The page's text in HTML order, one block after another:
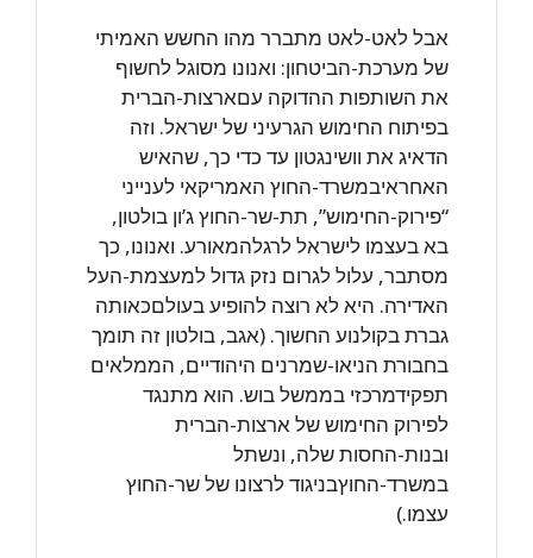
אבל לאט-לאט מתברר מהו החשש האמיתי
של מערכת-הביטחון: ואנונו מסוגל לחשוף
‏את השותפות ההדוקה עםארצות-הברית
בפיתוח החימוש הגרעיני של ישראל. וזה
הדאיג ‏את וושינגטון עד כדי כך, שהאיש
האחראיבמשרד-החוץ האמריקאי לענייני
“פירוק-החימוש”, ‏תת-שר-החוץ ג’ון בולטון,
בא בעצמו לישראל לרגלהמאורע. ואנונו, כך
מסתבר, עלול לגרום ‏נזק גדול למעצמת-העל
האדירה. היא לא רוצה להופיע בעולםכאותה
גברת בקולנוע ‏החשוך. (אגב, בולטון זה תומך
בחבורת הניאו-שמרנים היהודיים, הממלאים
תפקידמרכזי ‏בממשל בוש. הוא מתנגד
לפירוק החימוש של ארצות-הברית
ובנות-החסות שלה, ונשתל
‏במשרד-החוץבניגוד לרצונו של שר-החוץ
עצמו.)